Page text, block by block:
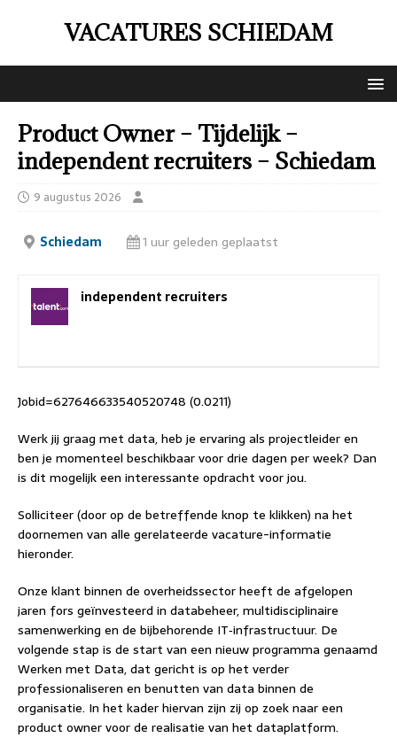
VACATURES SCHIEDAM
Product Owner – Tijdelijk –
independent recruiters – Schiedam
9 augustus 2026
Schiedam 1 uur geleden geplaatst
independent recruiters
Jobid=627646633540520748 (0.0211)
Werk jij graag met data, heb je ervaring als projectleider en
ben je momenteel beschikbaar voor drie dagen per week? Dan
is dit mogelijk een interessante opdracht voor jou.
Solliciteer (door op de betreffende knop te klikken) na het
doornemen van alle gerelateerde vacature-informatie
hieronder.
Onze klant binnen de overheidssector heeft de afgelopen
jaren fors geïnvesteerd in databeheer, multidisciplinaire
samenwerking en de bijbehorende IT‑infrastructuur. De
volgende stap is de start van een nieuw programma genaamd
Werken met Data, dat gericht is op het verder
professionaliseren en benutten van data binnen de
organisatie. In het kader hiervan zijn zij op zoek naar een
product owner voor de realisatie van het dataplatform.